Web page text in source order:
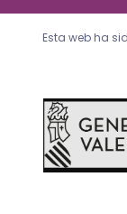
Esta web ha